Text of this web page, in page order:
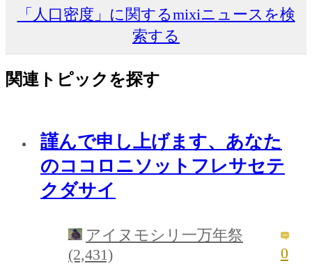
「人口密度」に関するmixiニュースを検
索する
関連トピックを探す
謹んで申し上げます、あなた
のココロニソットフレサセテ
クダサイ
アイヌモシリ一万年祭
(2,431)
0